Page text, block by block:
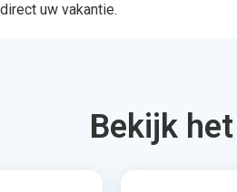
uw vakantie.
Bekijk